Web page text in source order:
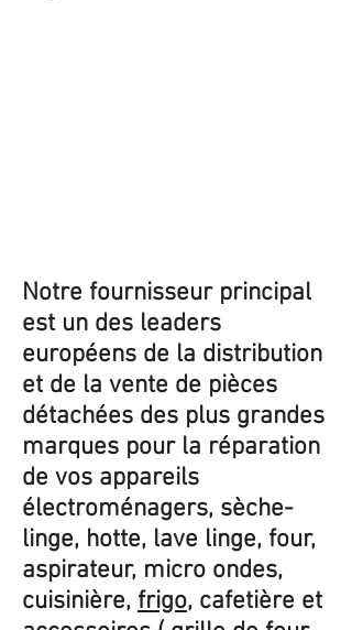
Notre fournisseur principal
est un des leaders
européens de la distribution
et de la vente de pièces
détachées des plus grandes
marques pour la réparation
de vos appareils
électroménagers, sèche-
linge, hotte, lave linge, four,
aspirateur, micro ondes,
cuisinière, frigo, cafetière et